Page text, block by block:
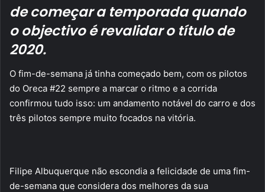
de começar a temporada quando
o objectivo é revalidar o título de
2020.
O fim-de-semana já tinha começado bem, com os pilotos
do Oreca #22 sempre a marcar o ritmo e a corrida
confirmou tudo isso: um andamento notável do carro e dos
três pilotos sempre muito focados na vitória.
Filipe Albuquerque não escondia a felicidade de uma fim-
de-semana que considera dos melhores da sua